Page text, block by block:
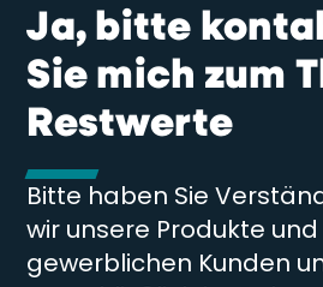
Ja, bitte
Sie mich zum
Restwerte